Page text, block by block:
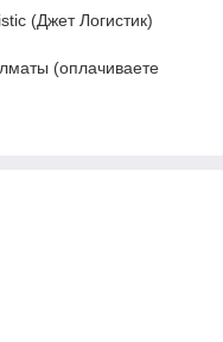
(Джет Логистик)
(оплачиваете